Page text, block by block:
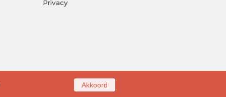
Akkoord
Privacy